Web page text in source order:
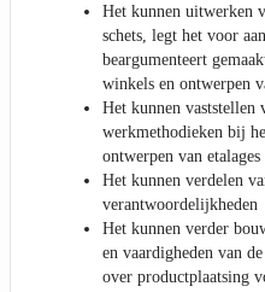
Het kunnen uitwerken
schets, legt het voor
beargumenteert
winkels en ontwerpen
Het kunnen vaststellen
werkmethodieken bij
ontwerpen van etalages
Het kunnen verdelen
verantwoordelijkheden
Het kunnen verder
en vaardigheden van
over productplaatsing